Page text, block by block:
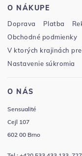
O NÁKUPE
Doprava Platba
Obchodné podmienky
V ktorých krajinách
Nastavenie súkromia
O NÁS
Sensualité
Cejl 107
602 00 Brno